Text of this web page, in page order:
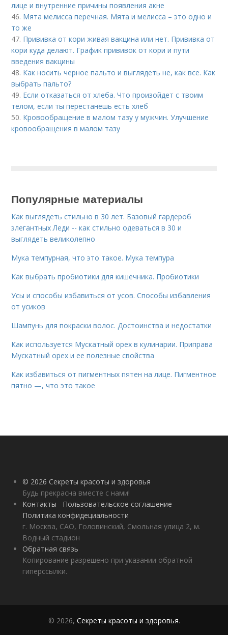
лице и внутренние причины появления акне
46. Мята мелисса перечная. Мята и мелисса – это одно и
то же
47. Прививка от кори живая вакцина или нет. Прививка от
кори куда делают. График прививок от кори и пути
введения вакцины
48. Как носить черное пальто и выглядеть не, как все. Как
выбрать пальто?
49. Если отказаться от хлеба. Что произойдет с твоим
телом, если ты перестанешь есть хлеб
50. Кровообращение в малом тазу у мужчин. Улучшение
кровообращения в малом тазу
Популярные материалы
Как выглядеть стильно в 30 лет. Базовый гардероб
элегантных Леди -- как стильно одеваться в 30 и
выглядеть великолепно
Мука темпурная, что это такое. Мука темпура
Как выбрать пробиотики для кишечника. Пробиотики
Усы и способы избавиться от усов. Способы избавления
от усиков
Шампунь для покраски волос. Достоинства и недостатки
Как используется Мускатный орех в кулинарии. Приправа
Мускатный орех и ее полезные свойства
Как избавиться от пигментных пятен на лице. Пигментное
пятно —, что это такое
© 2026 Секреты красоты и здоровья
Будь прекрасна вместе с нами!
Контакты
Пользовательское соглашение
Политика конфидециальности
г. Москва, САО, Головинский, Смольная улица 2, м.
Водный стадион
Обратная связь
Копирование разрешено при указании обратной
гиперссылки.
© 2026, Секреты красоты и здоровья.